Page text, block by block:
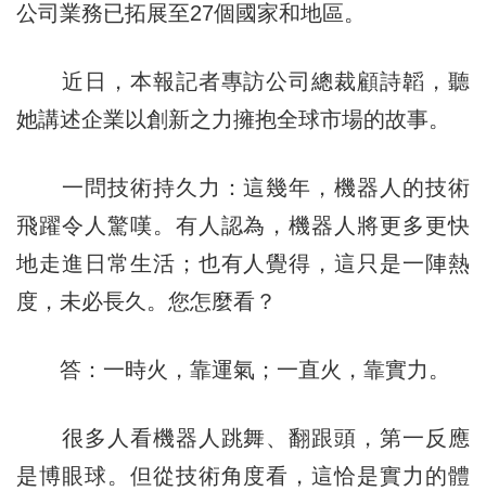
公司業務已拓展至27個國家和地區。
近日，本報記者專訪公司總裁顧詩韜，聽
她講述企業以創新之力擁抱全球市場的故事。
一問技術持久力：這幾年，機器人的技術
飛躍令人驚嘆。有人認為，機器人將更多更快
地走進日常生活；也有人覺得，這只是一陣熱
度，未必長久。您怎麼看？
答：一時火，靠運氣；一直火，靠實力。
很多人看機器人跳舞、翻跟頭，第一反應
是博眼球。但從技術角度看，這恰是實力的體